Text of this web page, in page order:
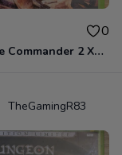
0
Supreme Commander 2 Xbox 360
TheGamingR83